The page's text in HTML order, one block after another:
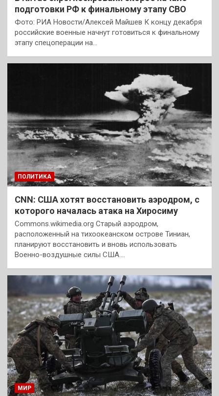
подготовки РФ к финальному этапу СВО
Фото: РИА Новости/Алексей Майшев К концу декабря
российские военные начнут готовиться к финальному
этапу спецоперации на…
ПОЛИТИКА
CNN: США хотят восстановить аэродром, с
которого началась атака на Хиросиму
Commons.wikimedia.org Старый аэродром,
расположенный на тихоокеанском острове Тиниан,
планируют восстановить и вновь использовать
Военно-воздушные силы США.…
МИР